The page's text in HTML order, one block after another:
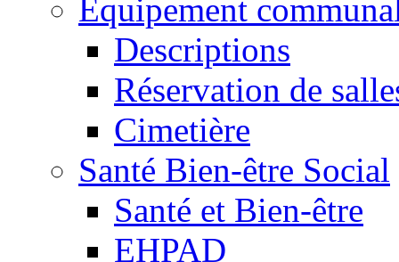
Equipement
Descriptions
Réservation de
Cimetière
Santé Bien-être Social
Santé et Bien-être
EHPAD